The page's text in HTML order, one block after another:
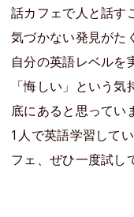
話カフェで人と話す
気づかない発見がた
自分の英語レベルを
「悔しい」という
底にあると思ってい
1人で英語学習して
フェ、ぜひ一度試し